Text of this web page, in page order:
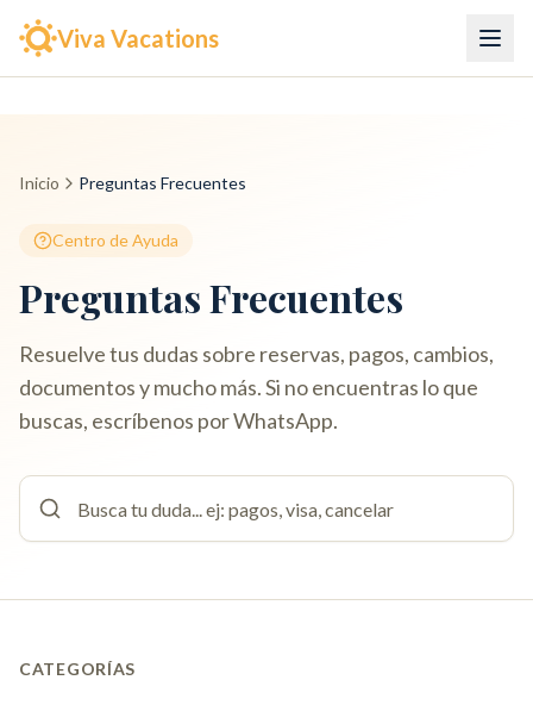
Viva Vacations
Inicio Preguntas Frecuentes
Centro de Ayuda
Preguntas Frecuentes
Resuelve tus dudas sobre reservas, pagos, cambios,
documentos y mucho más. Si no encuentras lo que
buscas, escríbenos por WhatsApp.
CATEGORÍAS